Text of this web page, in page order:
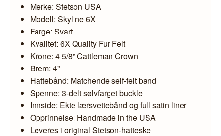
Merke: Stetson USA
Modell: Skyline 6X
Farge: Svart
Kvalitet: 6X Quality Fur Felt
Krone: 4 5/8” Cattleman Crown
Brem: 4”
Hattebånd: Matchende self-felt band
Spenne: 3-delt sølvfarget buckle
Innside: Ekte lærsvettebånd og full satin liner
Opprinnelse: Handmade in the USA
Leveres i original Stetson-hatteske